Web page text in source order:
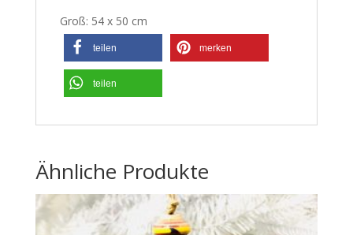
Groß: 54 x 50 cm
teilen merken
teilen
Ähnliche Produkte